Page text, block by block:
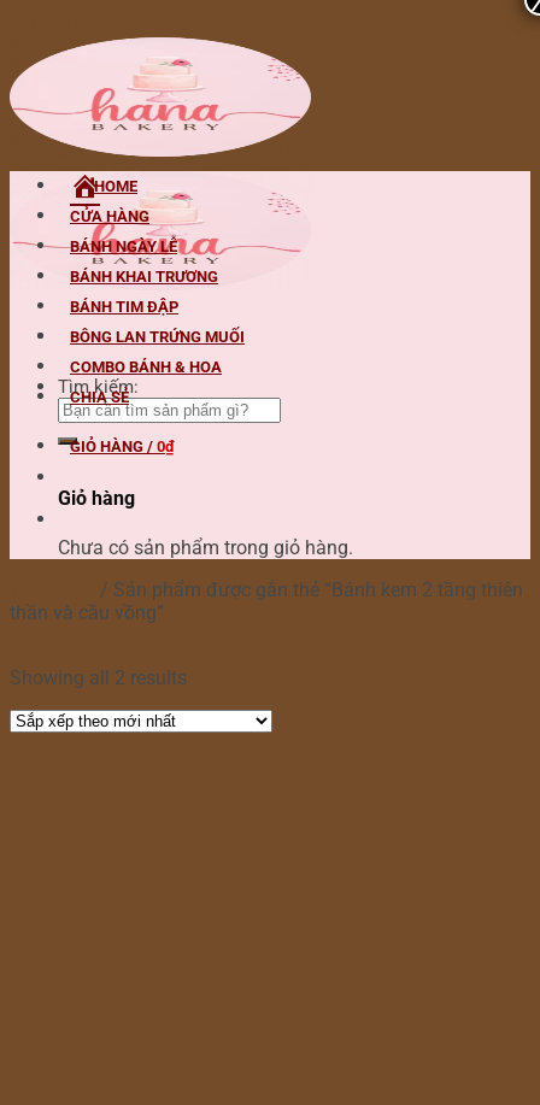
Tìm kiếm:
HOME
CỬA HÀNG
BÁNH NGÀY LỄ
BÁNH KHAI TRƯƠNG
BÁNH TIM ĐẬP
BÔNG LAN TRỨNG MUỐI
COMBO BÁNH & HOA
CHIA SẺ
GIỎ HÀNG / 0₫
Giỏ hàng
Chưa có sản phẩm trong giỏ hàng.
/ Sản phẩm được gắn thẻ “Bánh kem 2 tầng thiên
thần và cầu vồng”
Showing all 2 results